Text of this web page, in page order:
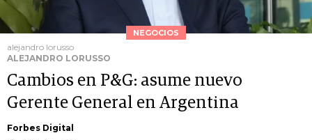
NEGOCIOS
alejandro lorusso
ALEJANDRO LORUSSO
Cambios en P&G: asume nuevo
Gerente General en Argentina
Forbes Digital